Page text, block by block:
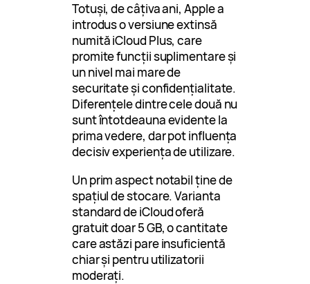
Totuși, de câțiva ani, Apple a
introdus o versiune extinsă
numită iCloud Plus, care
promite funcții suplimentare și
un nivel mai mare de
securitate și confidențialitate.
Diferențele dintre cele două nu
sunt întotdeauna evidente la
prima vedere, dar pot influența
decisiv experiența de utilizare.
Un prim aspect notabil ține de
spațiul de stocare. Varianta
standard de iCloud oferă
gratuit doar 5 GB, o cantitate
care astăzi pare insuficientă
chiar și pentru utilizatorii
moderați.